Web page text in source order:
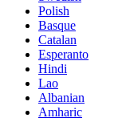
Polish
Basque
Catalan
Esperanto
Hindi
Lao
Albanian
Amharic